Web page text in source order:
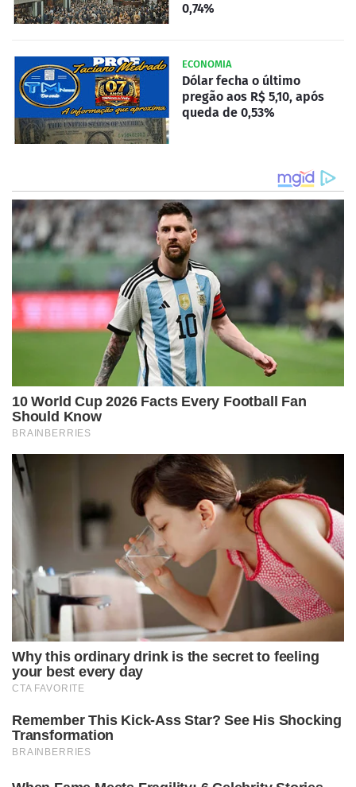
0,74%
ECONOMIA
Dólar fecha o último
pregão aos R$ 5,10, após
queda de 0,53%